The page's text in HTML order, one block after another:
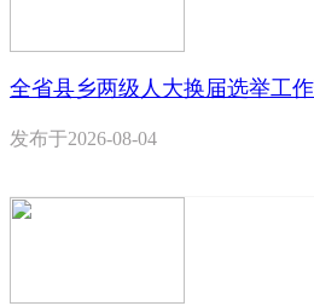
全省县乡两级人大换届选举工
发布于2026-08-04